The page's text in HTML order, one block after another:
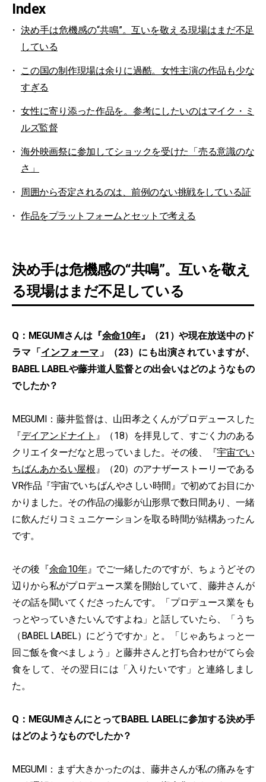
Index
決め手は危機感の“共鳴”。互いを敬える現場はまだ不足
している
この国の制作現場は余りに過酷。女性主演の作品も少な
すぎる
女性に寄り添った作品を。参考にしたいのはマイク・ミ
ルズ監督
海外映画祭に参加してショックを受けた「売る意識のな
さ」
周囲から否定されるのは、前例のない挑戦をしている証
作品をプラットフォームとセットで考える
決め手は危機感の“共鳴”。互いを敬え
る現場はまだ不足している
Q：MEGUMIさんは『余命10年』（21）や現在放送中のド
ラマ「インフォーマ 」（23）にも出演されていますが、
BABEL LABELや藤井道人監督との出会いはどのようなもの
でしたか？
MEGUMI：藤井監督は、山田孝之くんがプロデュースした
『デイアンドナイト 』（18）を拝見して、すごく力のある
クリエイターだなと思っていました。その後、『宇宙でい
ちばんあかるい屋根』（20）のアナザーストーリーである
VR作品『宇宙でいちばんやさしい時間』で初めてお目にか
かりました。その作品の撮影が山形県で数日間あり、一緒
に飲んだりコミュニケーションを取る時間が結構あったん
です。
その後『余命10年』でご一緒したのですが、ちょうどその
辺りから私がプロデュース業を開始していて、藤井さんが
その話を聞いてくださったんです。「プロデュース業をも
っとやっていきたいんですよね」と話していたら、「うち
（BABEL LABEL）にどうですか」と。「じゃあちょっと一
回ご飯を食べましょう」と藤井さんと打ち合わせがてら会
食をして、その翌日には「入りたいです」と連絡しまし
た。
Q：MEGUMIさんにとってBABEL LABELに参加する決め手
はどのようなものでしたか？
MEGUMI：まず大きかったのは、藤井さんが私の痛みをす